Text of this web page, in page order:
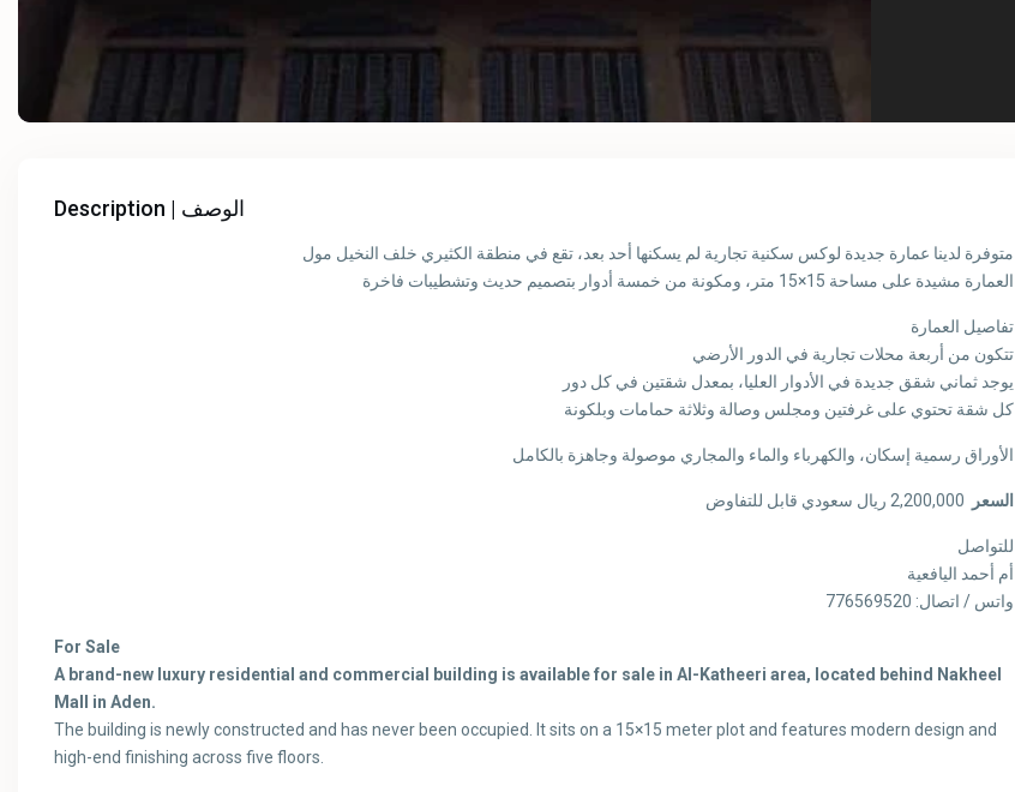
Description | الوصف
متوفرة لدينا عمارة جديدة لوكس سكنية تجارية لم يسكنها أحد بعد، تقع في منطقة الكثيري خلف النخيل مول
العمارة مشيدة على مساحة 15×15 متر، ومكونة من خمسة أدوار بتصميم حديث وتشطيبات فاخرة
تفاصيل العمارة
تتكون من أربعة محلات تجارية في الدور الأرضي
يوجد ثماني شقق جديدة في الأدوار العليا، بمعدل شقتين في كل دور
كل شقة تحتوي على غرفتين ومجلس وصالة وثلاثة حمامات وبلكونة
الأوراق رسمية إسكان، والكهرباء والماء والمجاري موصولة وجاهزة بالكامل
السعر 2,200,000 ريال سعودي قابل للتفاوض
للتواصل
أم أحمد اليافعية
واتس / اتصال: 776569520
For Sale
A brand-new luxury residential and commercial building is available for sale in Al-Katheeri area, located behind Nakheel
Mall in Aden.
The building is newly constructed and has never been occupied. It sits on a 15×15 meter plot and features modern design and
high-end finishing across five floors.